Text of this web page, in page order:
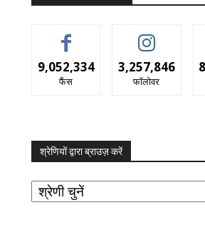
9,052,334
फैंस
3,257,846
फॉलोवर
श्रेणियों द्वारा ब्राउज़ करें
श्रेणियों
द्वारा
ब्राउज़